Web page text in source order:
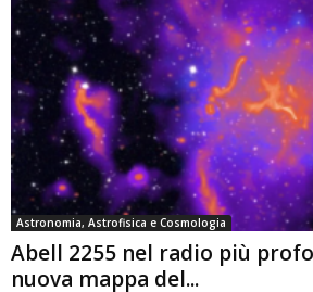
Astronomia, Astrofisica e Cosmologia
Abell 2255 nel radio più
nuova mappa del...